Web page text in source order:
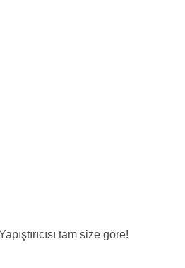
tam size göre!